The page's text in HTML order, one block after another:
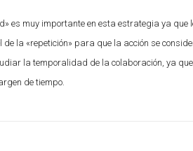
es muy importante en esta estrategia ya
la «repetición» para que la acción se
la temporalidad de la colaboración, ya
de tiempo.